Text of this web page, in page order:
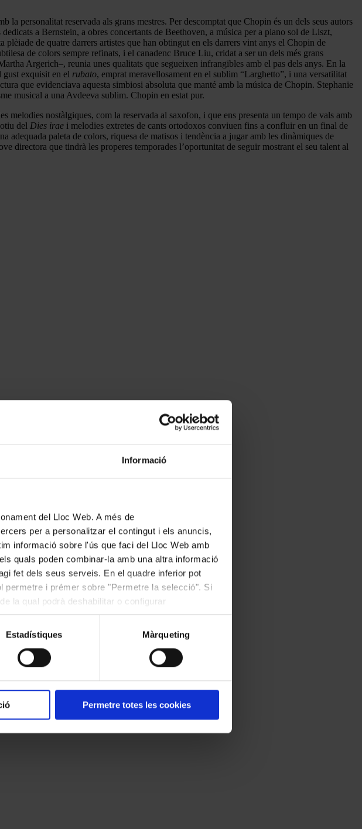
Informació
del Lloc Web. A més de
per a personalitzar el contingut i els anuncis,
informació sobre l'ús que faci del Lloc Web amb
quals poden combinar-la amb una altra informació
fet dels seus serveis. En el quadre inferior pot
permetre i prémer sobre "Permetre la selecció". Si
de la qual podrà deshabilitar o configurar
Estadístiques Màrqueting
Permetre totes les cookies
personalitat reservada als grans mestres. Per descomptat que Chopin és un dels seus autors
a Bernstein, a obres concertants de Beethoven, a música per a piano sol de Liszt,
de quatre darrers artistes que han obtingut en els darrers vint anys el Chopin de
de colors sempre refinats, i el canadenc Bruce Liu, cridat a ser un dels més grans
Argerich–, reunia unes qualitats que segueixen infrangibles amb el pas dels anys. En la
exquisit en el rubato, emprat meravellosament en el sublim “Larghetto”, i una versatilitat
que evidenciava aquesta simbiosi absoluta que manté amb la música de Chopin. Stephanie
musical a una Avdeeva sublim. Chopin en estat pur.
nostàlgiques, com la reservada al saxofon, i que ens presenta un tempo de vals amb
del Dies irae i melodies extretes de cants ortodoxos conviuen fins a confluir en un final de
paleta de colors, riquesa de matisos i tendència a jugar amb les dinàmiques de
directora que tindrà les properes temporades l’oportunitat de seguir mostrant el seu talent al